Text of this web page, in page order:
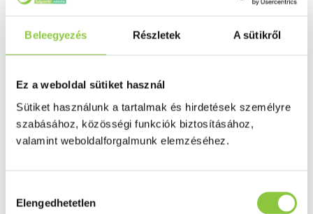
Beleegyezés Részletek A sütikről
Ez a weboldal sütiket használ
Sütiket használunk a tartalmak és hirdetések személyre
szabásához, közösségi funkciók biztosításához,
valamint weboldalforgalmunk elemzéséhez.
kiválasztása
Elengedhetetlen
Szív és érrrendszer
Visszér
Vérnyomás és szív gyógyszerei
Í́nygyulladás
Fogkrém
Szájvíz
Fogkefe
Teák